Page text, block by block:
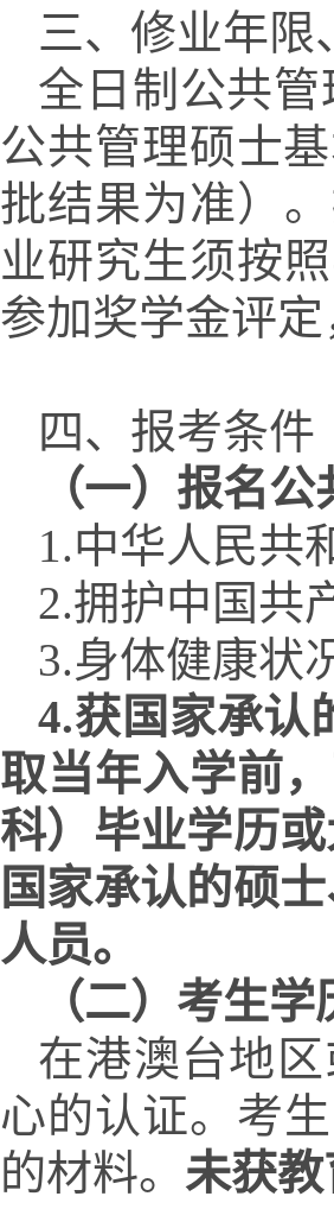
三、修业年限
全日制公共
公共管理硕士
批结果为准）
业研究生须按
参加奖学金评
四、报考条件
（一）报名
1.中华人民共
2.拥护中国共
3.身体健康状
4.获国家承认
取当年入学前
科）毕业学历
国家承认的硕
人员。
（二）考生
在港澳台地
心的认证。考
的材料。 未获